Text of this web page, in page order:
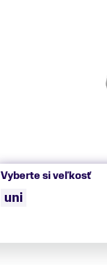
Vyberte si veľkosť
uni